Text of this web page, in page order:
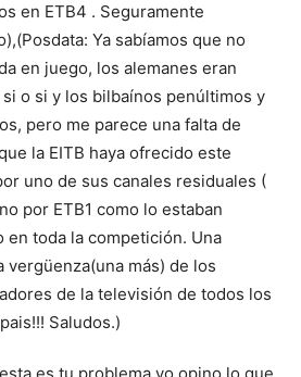
en ETB4 . Seguramente
Ya sabíamos que no
en juego, los alemanes eran
o si y los bilbaínos penúltimos y
pero me parece una falta de
la EITB haya ofrecido este
uno de sus canales residuales (
por ETB1 como lo estaban
en toda la competición. Una
vergüenza(una más) de los
de la televisión de todos los
Saludos.)